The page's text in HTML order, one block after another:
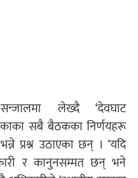
लेख्दै ‘देवघाट
सबै बैठकका निर्णयहरू
प्रश्न उठाएका छन् । ‘यदि
र कानुनसम्मत छन् भने